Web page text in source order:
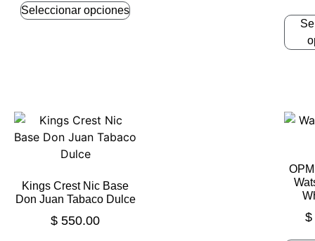
Seleccionar opciones
Kings Crest Nic Base
Don Juan Tabaco Dulce
$ 550.00 $